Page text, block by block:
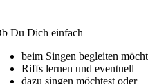
Du Dich einfach
beim Singen begleiten
Riffs lernen und eventuell
dazu singen möchtest oder